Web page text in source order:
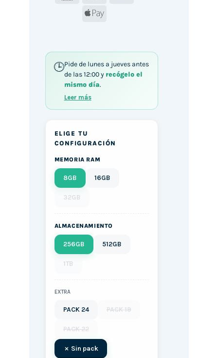
Apple
Pide de lunes a jueves antes
de las 12:00 y recógelo el
mismo día.
Leer más
ELIGE TU
CONFIGURACIÓN
MEMORIA RAM
8GB 16GB
32GB
ALMACENAMIENTO
256GB 512GB
1TB
EXTRA
PACK 24 PACK 19
PACK 22
Sin pack